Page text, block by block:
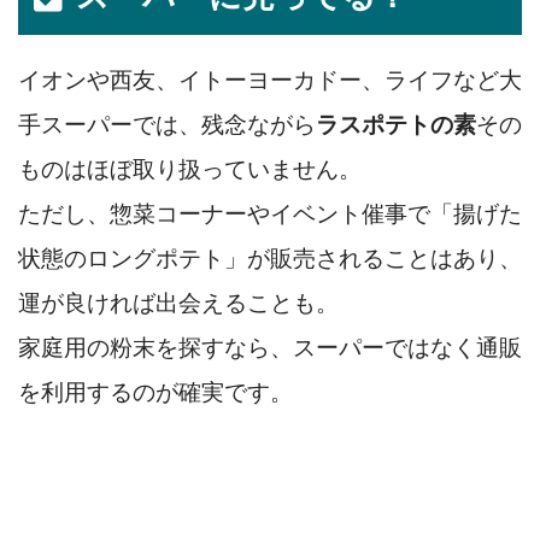
イオンや西友、イトーヨーカドー、ライフなど大
手スーパーでは、残念ながら ラスポテトの素その
ものはほぼ取り扱っていません。
ただし、惣菜コーナーやイベント催事で「揚げた
状態のロングポテト」が販売されることはあり、
運が良ければ出会えることも。
家庭用の粉末を探すなら、スーパーではなく通販
を利用するのが確実です。